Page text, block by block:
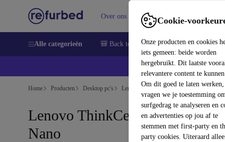
Cookie-
Onze producten en cookies
iets gemeen: beide worden
hergebruikt. Dit laatste
relevantere content te
Om dit goed te laten werken,
vragen we je toestemming
surfgedrag te analyseren en
en advertenties op jou af te
stemmen met first-party en
party cookies. Uiteraard
Over ons Verkopen Support
Alle categorieën 🎒 Back to school Smartphones
Home Producten Desktop pc's Lenovo Desktops
Lenovo ThinkCentre M75n
Nano